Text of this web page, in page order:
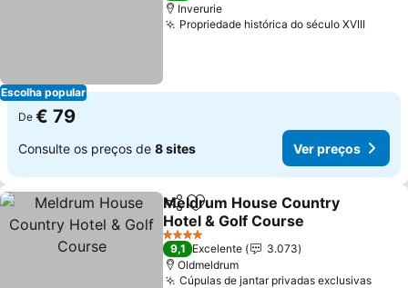
Escolha popular
Inverurie
Propriedade histórica do século XVIII
De € 79
Consulte os preços de 8 sites Ver preços
PartilharAdicionar aos favoritos
Meldrum House Country
Hotel & Golf Course
4 Estrelas
9,1 Excelente
3.073
Oldmeldrum
Cúpulas de jantar privadas exclusivas